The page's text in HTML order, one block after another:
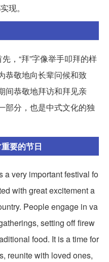
现。
，“拜”字像举手叩拜的样
恭敬地向长辈问候和致
间恭敬地拜访和拜见亲
部分，也是中式文化的独
要的节日
very important festival fo
with great excitement a
People engage in va
setting off firew
food. It is a time for
reunite with loved ones,